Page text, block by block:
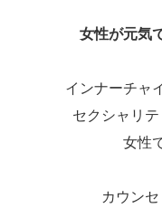
女性が元気
インナーチャ
セクシャリ
女性
カウン